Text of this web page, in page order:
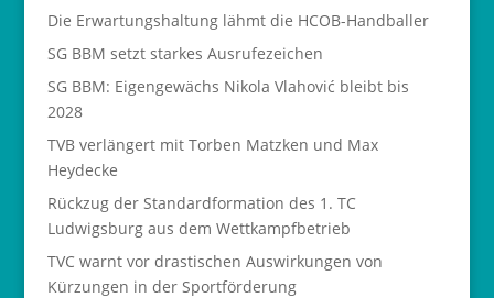
Die Erwartungshaltung lähmt die HCOB-Handballer
SG BBM setzt starkes Ausrufezeichen
SG BBM: Eigengewächs Nikola Vlahović bleibt bis
2028
TVB verlängert mit Torben Matzken und Max
Heydecke
Rückzug der Standardformation des 1. TC
Ludwigsburg aus dem Wettkampfbetrieb
TVC warnt vor drastischen Auswirkungen von
Kürzungen in der Sportförderung